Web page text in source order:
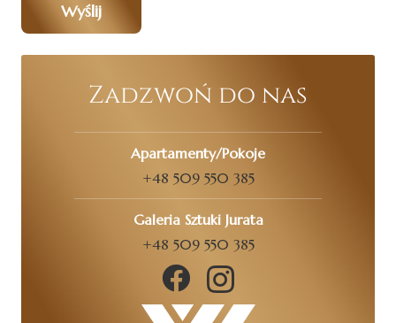
Wyślij
Zadzwoń do nas
Apartamenty/Pokoje
+48 509 550 385
Galeria Sztuki Jurata
+48 509 550 385